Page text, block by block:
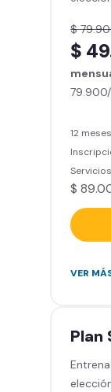
$
$
12
$
de
VER
Plan